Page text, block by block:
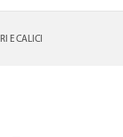
E CALICI